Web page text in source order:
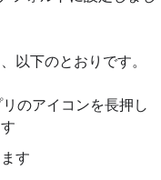
以下のとおりです。
のアイコンを長押し
す